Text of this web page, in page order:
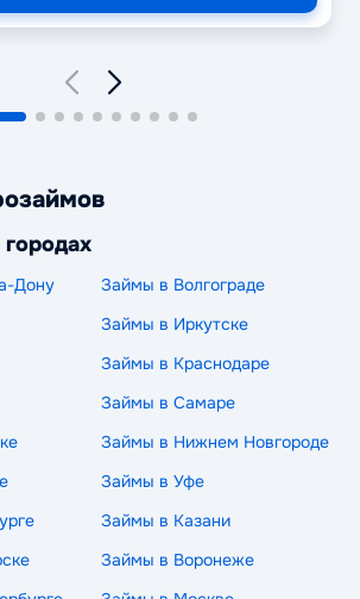
Дону
Займы в Волгограде
Займы в Иркутске
Займы в Краснодаре
Займы в Самаре
Займы в Нижнем Новгороде
Займы в Уфе
Займы в Казани
Займы в Воронеже